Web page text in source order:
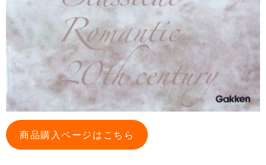
商品購入ページはこちら